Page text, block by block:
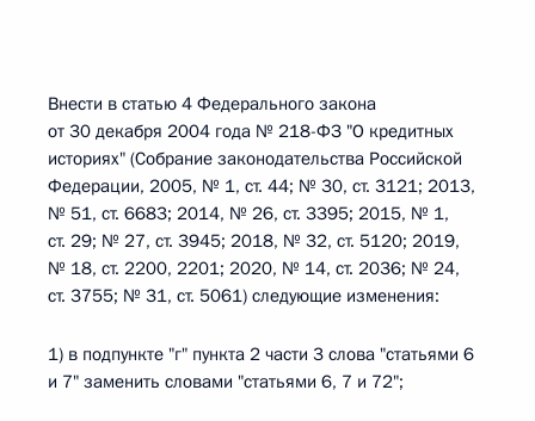
Внести в статью 4 Федерального закона
от 30 декабря 2004 года № 218-ФЗ "О кредитных
историях" (Собрание законодательства Российской
Федерации, 2005, № 1, ст. 44; № 30, ст. 3121; 2013,
№ 51, ст. 6683; 2014, № 26, ст. 3395; 2015, № 1,
ст. 29; № 27, ст. 3945; 2018, № 32, ст. 5120; 2019,
№ 18, ст. 2200, 2201; 2020, № 14, ст. 2036; № 24,
ст. 3755; № 31, ст. 5061) следующие изменения:
1) в подпункте "г" пункта 2 части 3 слова "статьями 6
и 7" заменить словами "статьями 6, 7 и 72";